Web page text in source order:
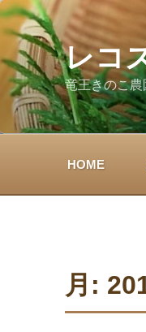
コ
ン
ン
ツ
レコ
竜王きのこ農
HOME
月: